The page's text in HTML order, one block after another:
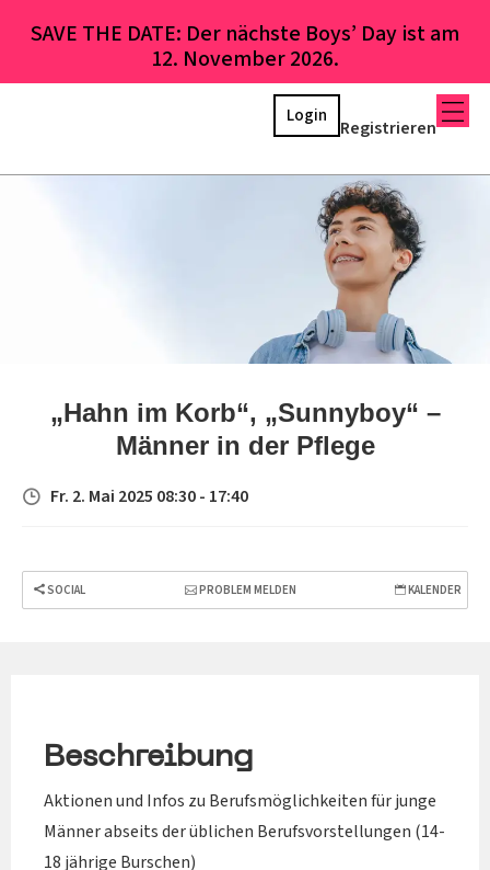
SAVE THE DATE: Der nächste Boys’ Day ist am
12. November 2026.
Registrieren
Login
„Hahn im Korb“, „Sunnyboy“ –
Männer in der Pflege
Fr. 2. Mai 2025 08:30 - 17:40
SOCIAL PROBLEM MELDEN KALENDER
Beschreibung
Aktionen und Infos zu Berufsmöglichkeiten für junge
Männer abseits der üblichen Berufsvorstellungen (14-
18 jährige Burschen)